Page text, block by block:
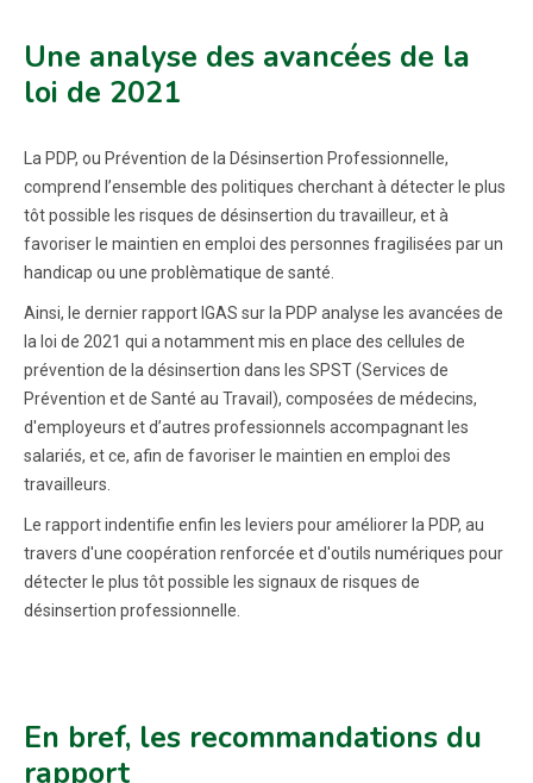
Une analyse des avancées de la
loi de 2021
La PDP, ou Prévention de la Désinsertion Professionnelle,
comprend l’ensemble des politiques cherchant à détecter le plus
tôt possible les risques de désinsertion du travailleur, et à
favoriser le maintien en emploi des personnes fragilisées par un
handicap ou une problèmatique de santé.
Ainsi, le dernier rapport IGAS sur la PDP analyse les avancées de
la loi de 2021 qui a notamment mis en place des cellules de
prévention de la désinsertion dans les SPST (Services de
Prévention et de Santé au Travail), composées de médecins,
d'employeurs et d’autres professionnels accompagnant les
salariés, et ce, afin de favoriser le maintien en emploi des
travailleurs.
Le rapport indentifie enfin les leviers pour améliorer la PDP, au
travers d'une coopération renforcée et d'outils numériques pour
détecter le plus tôt possible les signaux de risques de
désinsertion professionnelle.
En bref, les recommandations du
rapport